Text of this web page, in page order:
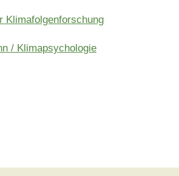
Klimafolgenforschung
/ Klimapsychologie